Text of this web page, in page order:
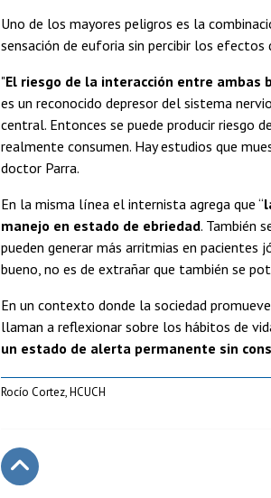
Uno de los mayores peligros es la
sensación de euforia sin percibir los efectos
"El riesgo de la interacción entre ambas
es un reconocido depresor del sistema
central. Entonces se puede producir riesgo
realmente consumen. Hay estudios que
doctor Parra.
En la misma línea el internista agrega que “
manejo en estado de ebriedad. También
pueden generar más arritmias en pacientes
bueno, no es de extrañar que también se
En un contexto donde la sociedad
llaman a reflexionar sobre los hábitos de
un estado de alerta permanente sin
Rocío Cortez, HCUCH